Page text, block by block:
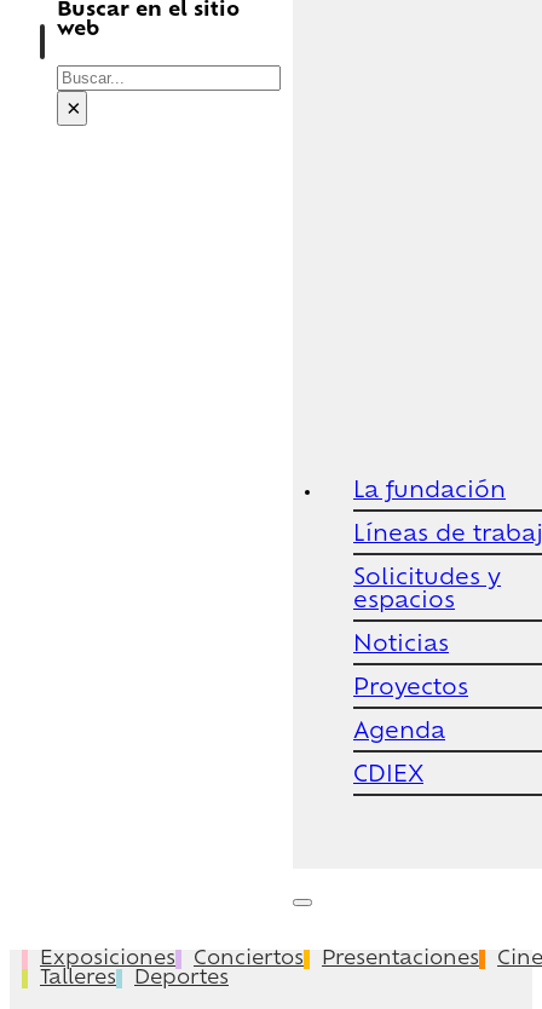
Buscar en el sitio
web
Buscar
×
La fundación
Líneas de
Solicitudes y
espacios
Noticias
Proyectos
Agenda
CDIEX
Exposiciones Conciertos Presentaciones
Cine
Talleres
Deportes